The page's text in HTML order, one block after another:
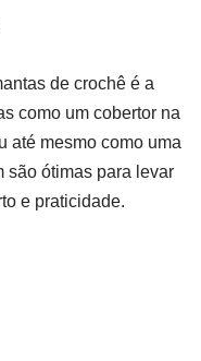
de crochê é a
como um cobertor na
até mesmo como uma
são ótimas para levar
e praticidade.